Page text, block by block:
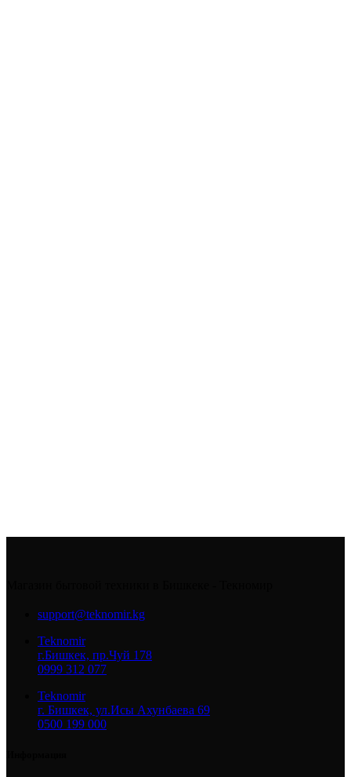
support@teknomir.kg
Teknomir
г.Бишкек, пр.Чуй 178
0999 312 077
Teknomir
г. Бишкек, ул.Исы Ахунбаева 69
0500 199 000